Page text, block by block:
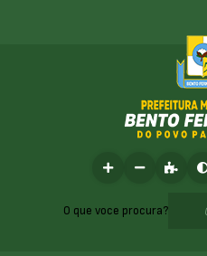
O que voce procura?